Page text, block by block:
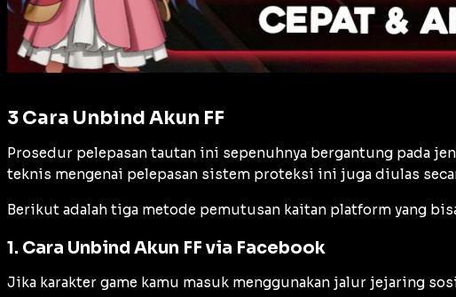
3 Cara Unbind Akun FF
Prosedur pelepasan tautan ini sepenuhnya bergantung pada
teknis mengenai pelepasan sistem proteksi ini juga diulas
Berikut adalah tiga metode pemutusan kaitan platform yang
1. Cara Unbind Akun FF via Facebook
Jika karakter game kamu masuk menggunakan jalur jejaring